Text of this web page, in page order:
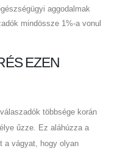
aggodalmak
mindössze 1%-a vonul
EZEN
többsége korán
űzze. Ez aláhúzza a
a vágyat, hogy olyan